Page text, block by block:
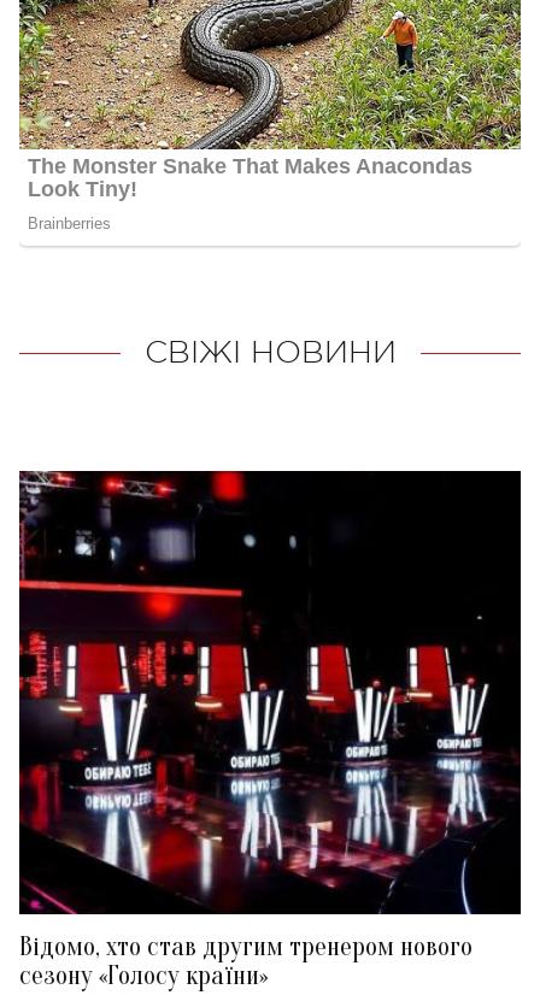
СВІЖІ НОВИНИ
Відомо, хто став другим тренером нового
сезону «Голосу країни»